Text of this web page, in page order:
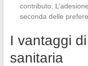
contributo.
seconda delle
I vantaggi
sanitaria